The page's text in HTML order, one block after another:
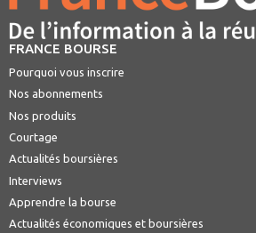
FRANCE BOURSE
Pourquoi vous inscrire
Nos abonnements
Nos produits
Courtage
Actualités boursières
Interviews
Apprendre la bourse
Actualités économiques et boursières